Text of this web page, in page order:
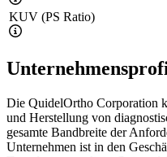
KUV (PS Ratio)
Die QuidelOrtho Corporation
und Herstellung von
gesamte Bandbreite der
Unternehmen ist in den